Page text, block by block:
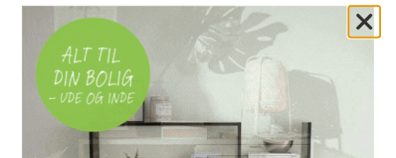
5 stk., diameter 50 mm, nylon
GASLØFT
100 mm
MATERIALER
PU, PVC, PP